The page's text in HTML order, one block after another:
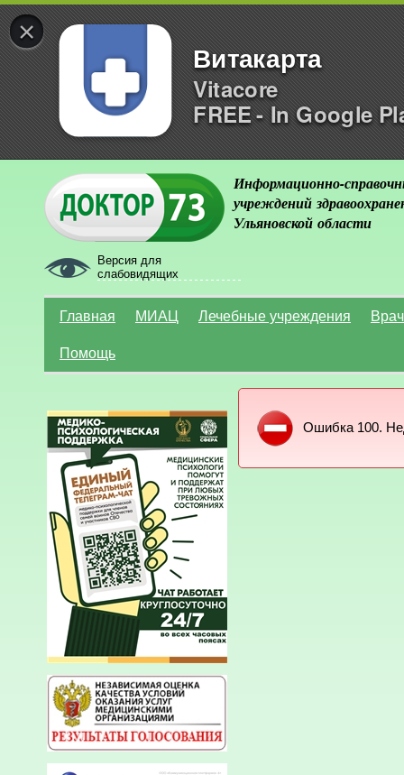
×
Витакарта
Vitacore
FREE - In Google
Версия для
слабовидящих
Информационно-
учреждений
Ульяновской области
Главная МИАЦ Лечебные учреждения
Помощь
Ошибка 100.